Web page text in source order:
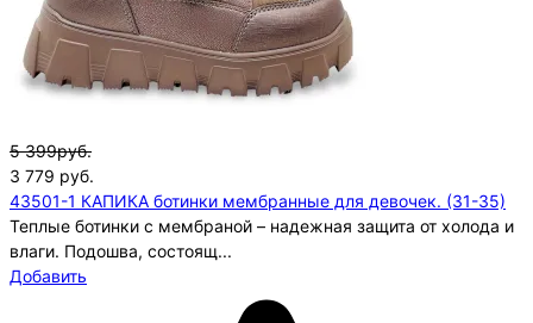
5 399руб.
3 779 руб.
43501-1 КАПИКА ботинки мембранные для девочек. (31-35)
Теплые ботинки с мембраной – надежная защита от холода и
влаги. Подошва, состоящ...
Добавить